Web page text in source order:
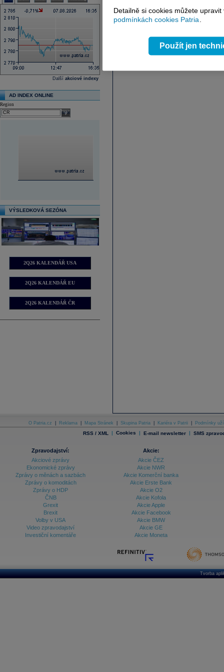
Další akciové indexy
AD INDEX ONLINE
Region
select
VÝSLEDKOVÁ SEZÓNA
2Q26 KALENDÁŘ USA
2Q26 KALENDÁŘ EU
2Q26 KALENDÁŘ ČR
O Patria.cz Reklama Mapa Stránek Skupina Patria Kariéra v Patrii Podmínky
RSS / XML | Cookies | E-mail newsletter | SMS
Zpravodajství:
Akciové zprávy
Ekonomické zprávy
Zprávy o měnách a sazbách
Zprávy o komoditách
Zprávy o HDP
ČNB
Grexit
Brexit
Volby v USA
Video zpravodajství
Investiční komentáře
Akcie:
Akcie ČEZ
Akcie NWR
Akcie Komerční banka
Akcie Erste Bank
Akcie O2
Akcie Kofola
Akcie Apple
Akcie Facebook
Akcie BMW
Akcie GE
Akcie Moneta
Tvorba
Detailně si cookies můžete
podmínkách cookies Patria.
Použít jen